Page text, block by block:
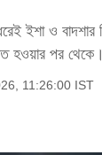
ইশা ও বাদশার
হওয়ার পর
11:26:00 IST